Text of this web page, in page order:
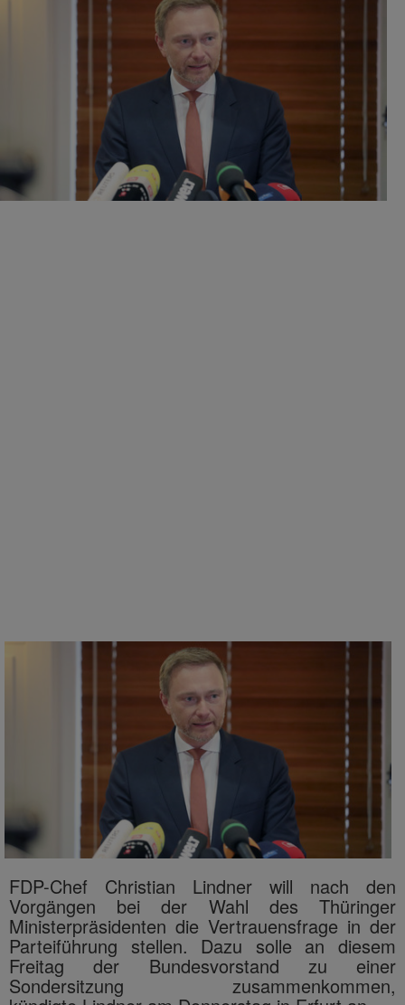
FDP-Chef Christian Lindner will nach den
Vorgängen bei der Wahl des Thüringer
Ministerpräsidenten die Vertrauensfrage in der
Parteiführung stellen. Dazu solle an diesem
Freitag der Bundesvorstand zu einer
Sondersitzung zusammenkommen,